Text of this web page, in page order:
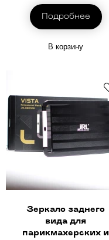
Подробнее
В корзину
Зеркало заднего
вида для
парикмахерских и